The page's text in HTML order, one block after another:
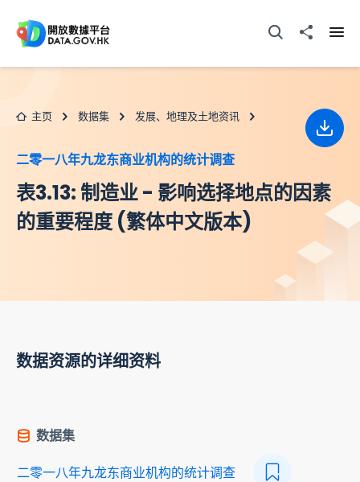
打开搜寻器分享至
主页 数据集 发展、地理及土地资讯
二零一八年九龙东商业机构的统计调查
表3.13: 制造业 - 影响选择地点的因素
的重要程度 (繁体中文版本)
下载
数据资源的详细资料
数据集
二零一八年九龙东商业机构的统计调查